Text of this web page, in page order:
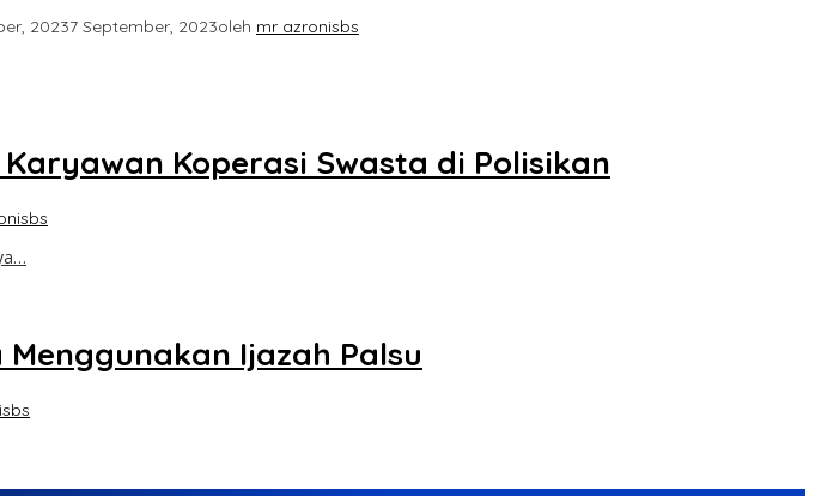
20237 September, 2023oleh mr azronisbs
Koperasi Swasta di Polisikan
Ijazah Palsu